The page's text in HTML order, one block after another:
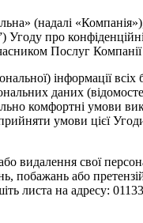
(надалі
про
Послуг Компанії
інформації
даних
комфортні умови
умови цієї
видалення свої
побажань або
листа на адресу: